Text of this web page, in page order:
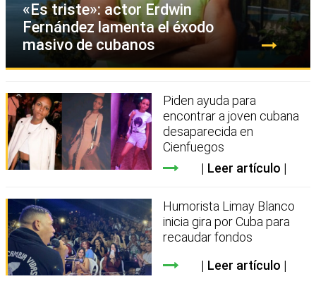
«Es triste»: actor Erdwin
Fernández lamenta el éxodo
masivo de cubanos
Piden ayuda para
encontrar a joven cubana
desaparecida en
Cienfuegos
Leer artículo
Humorista Limay Blanco
inicia gira por Cuba para
recaudar fondos
Leer artículo